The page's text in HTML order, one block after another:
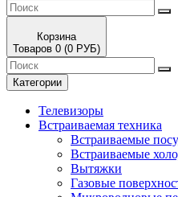
Корзина
Товаров 0 (0 РУБ)
Категории
Телевизоры
Встраиваемая техника
Встраиваемые
Встраиваемые
Вытяжки
Газовые